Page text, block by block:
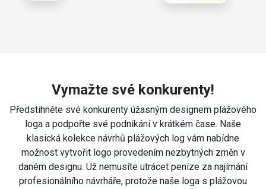
Vymažte své konkurenty!
Předstihněte své konkurenty úžasným designem plážového
loga a podpořte své podnikání v krátkém čase. Naše
klasická kolekce návrhů plážových log vám nabídne
možnost vytvořit logo provedením nezbytných změn v
daném designu. Už nemusíte utrácet peníze za najímání
profesionálního návrháře, protože naše loga s plážovou